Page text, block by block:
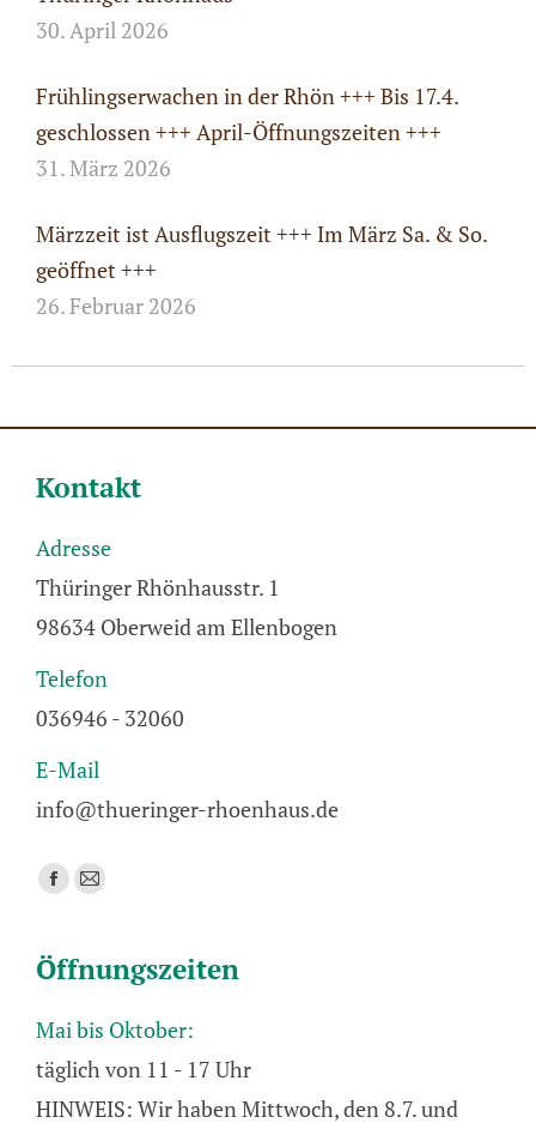
30. April 2026
Frühlingserwachen in der Rhön +++ Bis 17.4.
geschlossen +++ April-Öffnungszeiten +++
31. März 2026
Märzzeit ist Ausflugszeit +++ Im März Sa. & So.
geöffnet +++
26. Februar 2026
Kontakt
Adresse
Thüringer Rhönhausstr. 1
98634 Oberweid am Ellenbogen
Telefon
036946 - 32060
E-Mail
info@thueringer-rhoenhaus.de
Finden Sie uns auf:
Facebook
opens
in
new
E-
opens
in
window
Öffnungszeiten
Mai bis Oktober:
täglich von 11 - 17 Uhr
HINWEIS: Wir haben Mittwoch, den 8.7. und